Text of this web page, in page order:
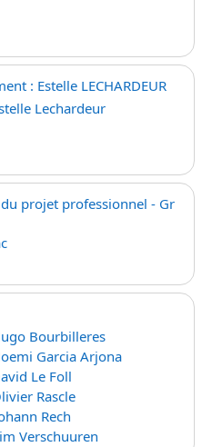
: Estelle LECHARDEUR
Lechardeur
projet professionnel - Gr
Bourbilleres
Garcia Arjona
Le Foll
Rascle
Rech
Verschuuren